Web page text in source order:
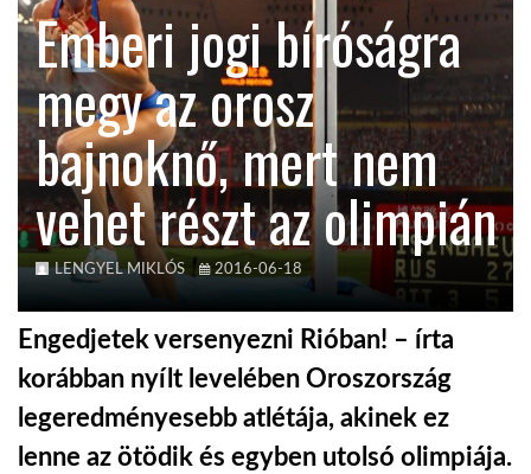
KÖZEL-KELET
AUSZTRÁLIA
A VILÁG ITTHON
MÉDIA
GLOBOTV BP
Emberi jogi bíróságra
megy az orosz
bajnoknő, mert nem
vehet részt az olimpián
LENGYEL MIKLÓS 2016-06-18
Engedjetek versenyezni Rióban! – írta
korábban nyílt levelében Oroszország
legeredményesebb atlétája, akinek ez
lenne az ötödik és egyben utolsó olimpiája.